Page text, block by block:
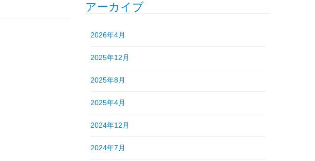
アーカイブ
2026年4月
2025年12月
2025年8月
2025年4月
2024年12月
2024年7月